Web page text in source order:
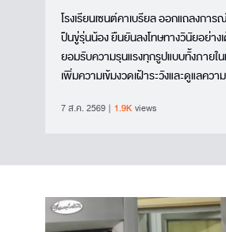
โรงเรียนเซนต์คาเบรียล ออกแถลงก
ปืนขู่รุ่นน้อง ยืนยันลงโทษทางวินัยอย่า
ยอมรับความรุนแรงทุกรูปแบบทั้งภายใ
เพิ่มความเข้มงวดเฝ้าระวังและดูแลค
ยุติธรรมในสังคม โพ...
7 ส.ค. 2569 1.9Kviews